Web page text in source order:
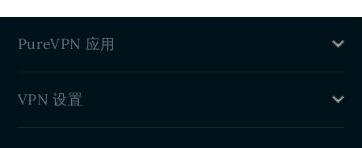
PureVPN 应用
Windows VPN
VPN 设置